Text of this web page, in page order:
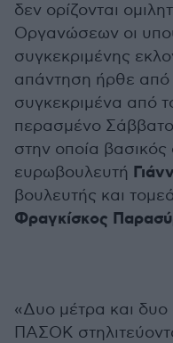
δεν ορίζονται
Οργανώσεων οι
συγκεκριμένης
απάντηση ήρθε από
συγκεκριμένα από
περασμένο
στην οποία βασικός
ευρωβουλευτή
βουλευτής και
Φραγκίσκος
«Δυο μέτρα και δυο
ΠΑΣΟΚ